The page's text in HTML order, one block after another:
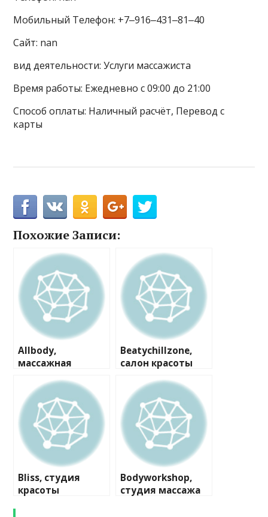
Мобильный Телефон: +7‒916‒431‒81‒40
Сайт: nan
вид деятельности: Услуги массажиста
Время работы: Ежедневно с 09:00 до 21:00
Способ оплаты: Наличный расчёт, Перевод с
карты
Похожие Записи:
Allbody,
массажная
Beatychillzone,
салон красоты
Bliss, студия
красоты
Bodyworkshop,
студия массажа